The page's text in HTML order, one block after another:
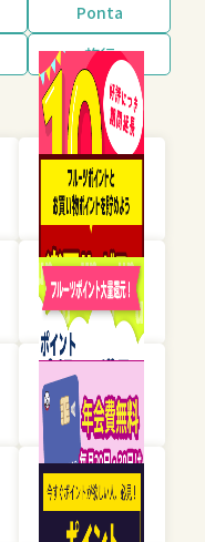
Ponta
旅行